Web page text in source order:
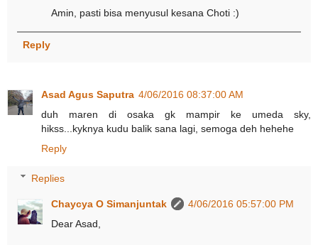
Amin, pasti bisa menyusul kesana Choti :)
Reply
Asad Agus Saputra 4/06/2016 08:37:00 AM
duh maren di osaka gk mampir ke umeda sky,
hikss...kyknya kudu balik sana lagi, semoga deh hehehe
Reply
Replies
Chaycya O Simanjuntak
4/06/2016 05:57:00 PM
Dear Asad,